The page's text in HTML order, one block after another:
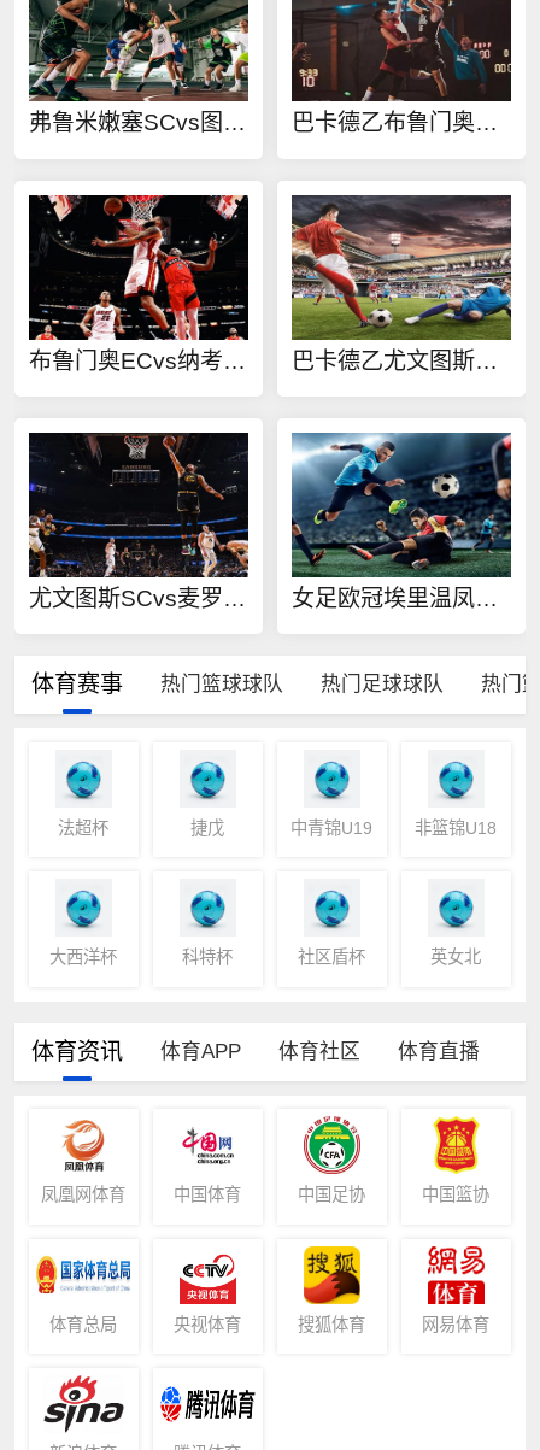
弗鲁米嫩塞SCvs图坝奥SC直播 巴卡德乙布鲁门奥ECvs纳考在线观看
布鲁门奥ECvs纳考直播 巴卡德乙尤文图斯SCvs麦罗波利塔诺SC在线观看
尤文图斯SCvs麦罗波利塔诺SC直播 女足欧冠埃里温凤凰女足vs雷克斯汉姆女足在线观看
体育赛事 热门篮球球队 热门足球球队 热门
法超杯 捷戊 中青锦U19 非篮锦U18
大西洋杯 科特杯 社区盾杯 英女北
体育资讯 体育APP 体育社区 体育直播
凤凰网体育 中国体育 中国足协 中国篮协
体育总局 央视体育 搜狐体育 网易体育